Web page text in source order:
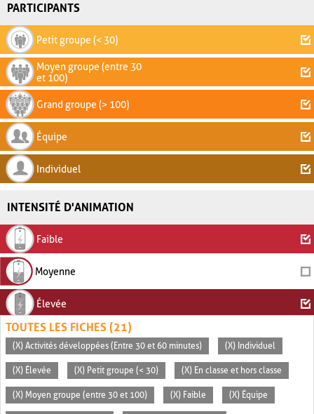
PARTICIPANTS
Petit groupe (< 30)
Moyen groupe (entre 30
et 100)
Grand groupe (> 100)
Équipe
Individuel
INTENSITÉ D'ANIMATION
Faible
Moyenne
Élevée
TOUTES LES FICHES (21)
(X) Activités développées (Entre 30 et 60 minutes) (X) Individuel
(X) Élevée (X) Petit groupe (< 30) (X) En classe et hors classe
(X) Moyen groupe (entre 30 et 100) (X) Faible (X) Équipe